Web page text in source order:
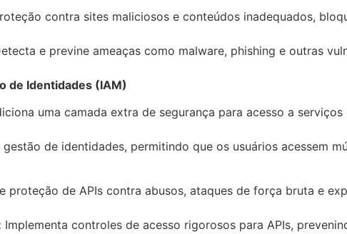
contra sites maliciosos e conteúdos inadequados,
e previne ameaças como malware, phishing e outras
de Identidades (IAM)
uma camada extra de segurança para acesso a
gestão de identidades, permitindo que os usuários acessem
proteção de APIs contra abusos, ataques de força bruta e
Implementa controles de acesso rigorosos para APIs,